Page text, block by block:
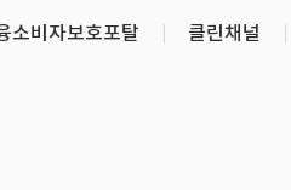
소비자보호포탈 클린채널